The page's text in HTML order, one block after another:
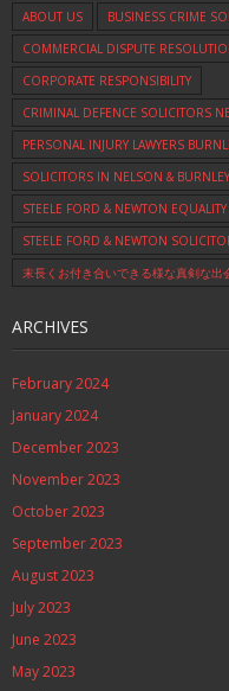
ABOUT US
BUSINESS CRIME
COMMERCIAL DISPUTE
CORPORATE RESPONSIBILITY
CRIMINAL DEFENCE SOLICITORS
PERSONAL INJURY LAWYERS
SOLICITORS IN NELSON &
STEELE FORD & NEWTON
STEELE FORD & NEWTON
末長くお付き合いできる様な真剣な出
ARCHIVES
February 2024
January 2024
December 2023
November 2023
October 2023
September 2023
August 2023
July 2023
June 2023
May 2023